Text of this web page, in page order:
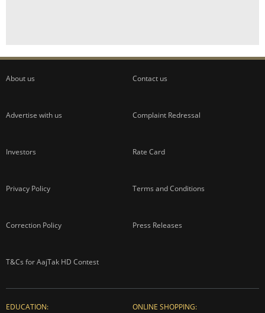
About us Contact us
Advertise with us Complaint Redressal
Investors Rate Card
Privacy Policy Terms and Conditions
Correction Policy Press Releases
T&Cs for AajTak HD Contest
EDUCATION: ONLINE SHOPPING: